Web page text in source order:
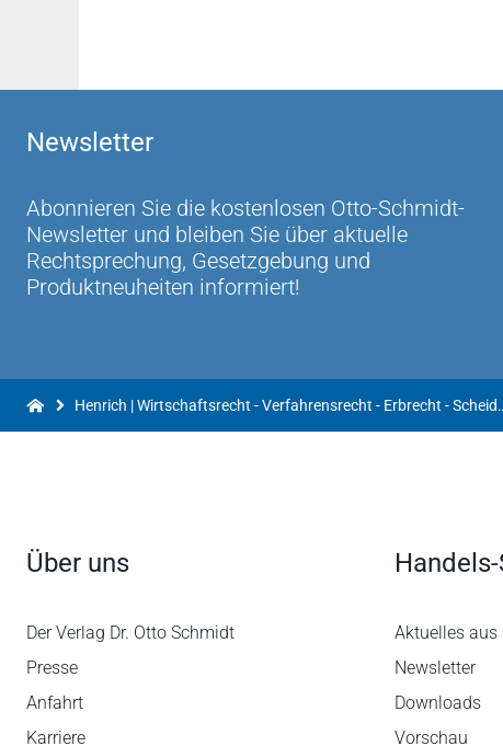
Newsletter
Abonnieren Sie die kostenlosen Otto-Schmidt-
Newsletter und bleiben Sie über aktuelle
Rechtsprechung, Gesetzgebung und
Produktneuheiten informiert!
Henrich | Wirtschaftsrecht
Über uns
Der Verlag Dr. Otto Schmidt
Presse
Anfahrt
Karriere
Aktuelles aus
Newsletter
Downloads
Vorschau